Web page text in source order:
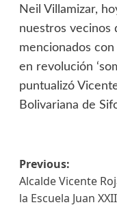
Neil Villamizar,
nuestros vecinos
mencionados
en revolución
puntualizó
Bolivariana de
Previous:
Alcalde Vicente
la Escuela Juan